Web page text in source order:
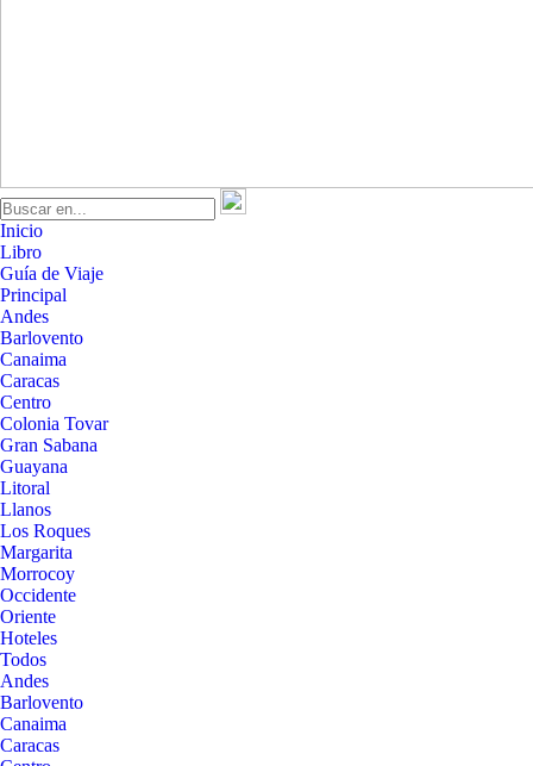
Inicio
Libro
Guía de Viaje
Principal
Andes
Barlovento
Canaima
Caracas
Centro
Colonia Tovar
Gran Sabana
Guayana
Litoral
Llanos
Los Roques
Margarita
Morrocoy
Occidente
Oriente
Hoteles
Todos
Andes
Barlovento
Canaima
Caracas